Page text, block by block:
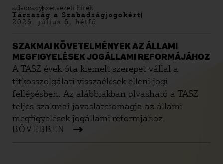
advocacyszervezeti hírek
Társaság a Szabadságjogokért
2026. július 6, hétfő
SZAKMAI KÖVETELMÉNYEK AZ ÁLLAMI
MEGFIGYELÉSEK JOGÁLLAMI REFORMÁJÁHOZ
A TASZ évek óta kiemelt szerepet vállal a
titkosszolgálati visszaélések elleni jogi
fellépésben. Az alábbiakban olvasható a TASZ
teljes szakmai javaslatcsomagja az állami
megfigyelések jogállami reformjához.
BŐVEBBEN